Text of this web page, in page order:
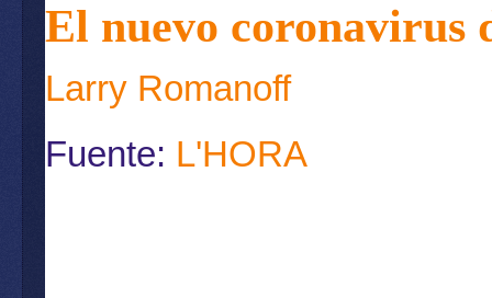
El nuevo coronavirus
Larry Romanoff
Fuente: L'HORA